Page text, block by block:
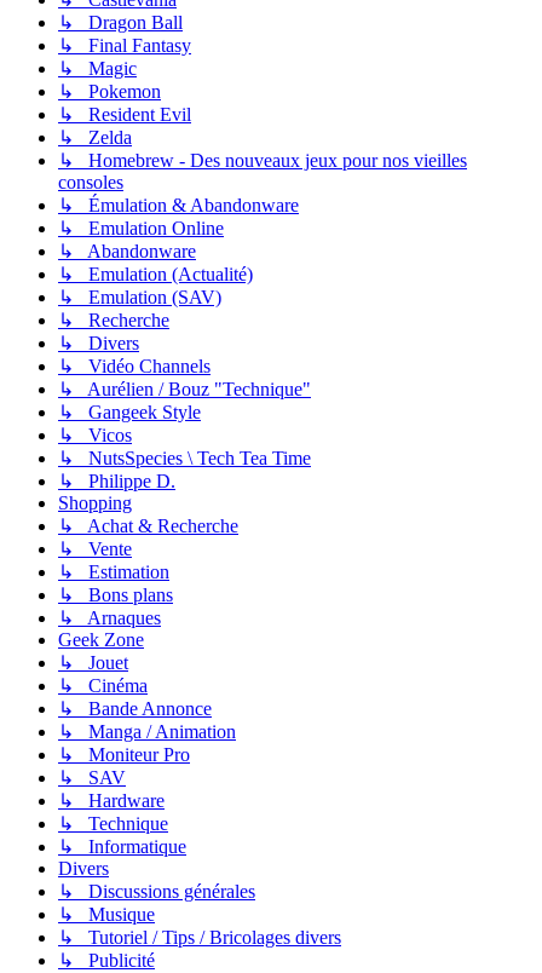
↳ Dragon Ball
↳ Final Fantasy
↳ Magic
↳ Pokemon
↳ Resident Evil
↳ Zelda
↳ Homebrew - Des nouveaux jeux pour nos vieilles
consoles
↳ Émulation & Abandonware
↳ Emulation Online
↳ Abandonware
↳ Emulation (Actualité)
↳ Emulation (SAV)
↳ Recherche
↳ Divers
↳ Vidéo Channels
↳ Aurélien / Bouz "Technique"
↳ Gangeek Style
↳ Vicos
↳ NutsSpecies \ Tech Tea Time
↳ Philippe D.
Shopping
↳ Achat & Recherche
↳ Vente
↳ Estimation
↳ Bons plans
↳ Arnaques
Geek Zone
↳ Jouet
↳ Cinéma
↳ Bande Annonce
↳ Manga / Animation
↳ Moniteur Pro
↳ SAV
↳ Hardware
↳ Technique
↳ Informatique
Divers
↳ Discussions générales
↳ Musique
↳ Tutoriel / Tips / Bricolages divers
↳ Publicité